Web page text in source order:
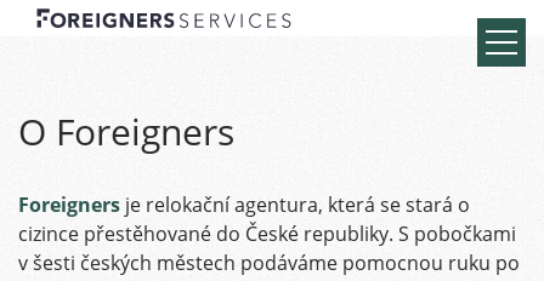
O Foreigners
Foreigners je relokační agentura, která se stará o
cizince přestěhované do České republiky. S pobočkami
v šesti českých městech podáváme pomocnou ruku po